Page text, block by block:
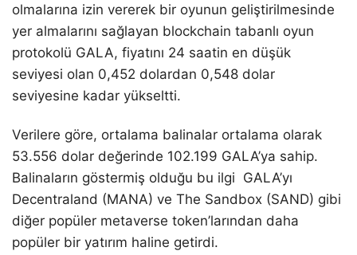
olmalarına izin vererek bir oyunun geliştirilmesinde
yer almalarını sağlayan blockchain tabanlı oyun
protokolü GALA, fiyatını 24 saatin en düşük
seviyesi olan 0,452 dolardan 0,548 dolar
seviyesine kadar yükseltti.
Verilere göre, ortalama balinalar ortalama olarak
53.556 dolar değerinde 102.199 GALA’ya sahip.
Balinaların göstermiş olduğu bu ilgi GALA’yı
Decentraland (MANA) ve The Sandbox (SAND) gibi
diğer popüler metaverse token’larından daha
popüler bir yatırım haline getirdi.